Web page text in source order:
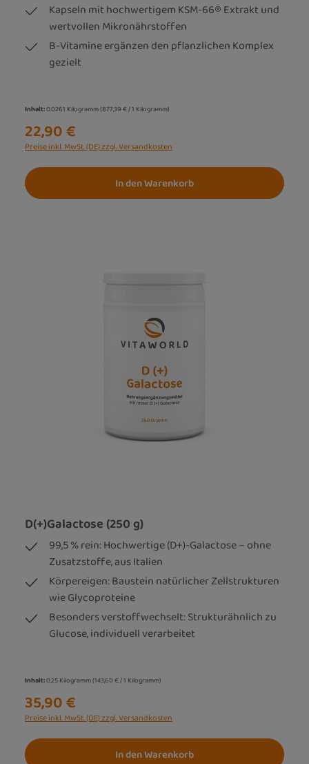
Kapseln mit hochwertigem KSM-66® Extrakt und
wertvollen Mikronährstoffen
B-Vitamine ergänzen den pflanzlichen Komplex
gezielt
Inhalt:0.0261 Kilogramm(877,39 € / 1 Kilogramm)
22,90 €
Preise inkl. MwSt. (DE) zzgl. Versandkosten
In den Warenkorb
D(+)Galactose (250 g)
99,5 % rein: Hochwertige (D+)-Galactose – ohne
Zusatzstoffe, aus Italien
Körpereigen: Baustein natürlicher Zellstrukturen
wie Glycoproteine
Besonders verstoffwechselt: Strukturähnlich zu
Glucose, individuell verarbeitet
Inhalt:0.25 Kilogramm(143,60 € / 1 Kilogramm)
35,90 €
Preise inkl. MwSt. (DE) zzgl. Versandkosten
In den Warenkorb